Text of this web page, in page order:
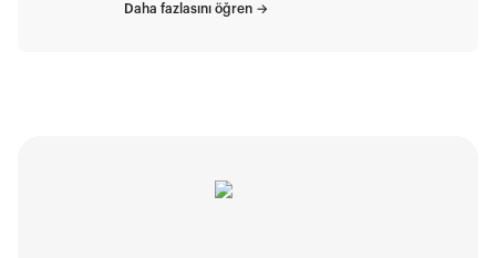
özelinde enerji tasarrufunun önemine dikkat çekiyor.
Daha fazlasını öğren →